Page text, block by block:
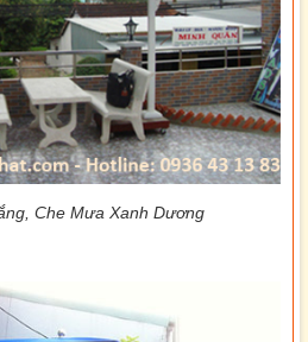
Che Mưa Xanh Dương